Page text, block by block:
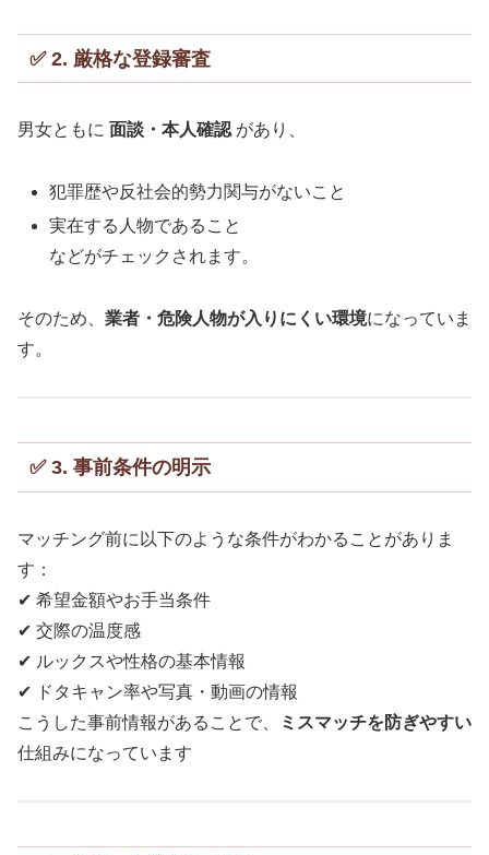
✅ 2. 厳格な登録審査
男女ともに 面談・本人確認があり、
犯罪歴や反社会的勢力関与がないこと
実在する人物であること
などがチェックされます。
そのため、 業者・危険人物が入りにくい環境になっていま
す。
✅ 3. 事前条件の明示
マッチング前に以下のような条件がわかることがありま
す：
✔ 希望金額やお手当条件
✔ 交際の温度感
✔ ルックスや性格の基本情報
✔ ドタキャン率や写真・動画の情報
こうした事前情報があることで、
ミスマッチを防ぎやすい
仕組みになっています